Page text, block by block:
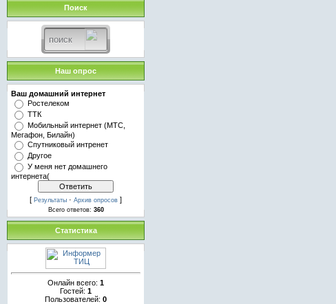
Поиск
Наш опрос
Ваш домашний интернет
Ростелеком
ТТК
Мобильный интернет (МТС,
Мегафон, Билайн)
Спутниковый интренет
Другое
У меня нет домашнего
интернета(
[ Результаты · Архив опросов ]
Всего ответов: 360
Статистика
Онлайн всего: 1
Гостей: 1
Пользователей: 0